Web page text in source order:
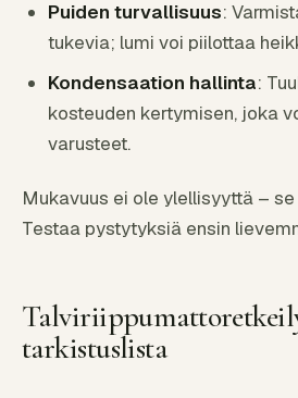
Puiden turvallisuus:
tukevia; lumi voi piilottaa
Kondensaation hallinta:
kosteuden kertymisen, joka
varusteet.
Mukavuus ei ole ylellisyyttä –
Testaa pystytyksiä ensin
tarkistuslista